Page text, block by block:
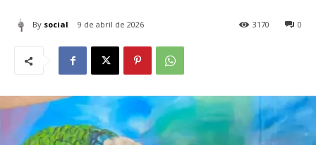
By social 9 de abril de 2026 0
3170